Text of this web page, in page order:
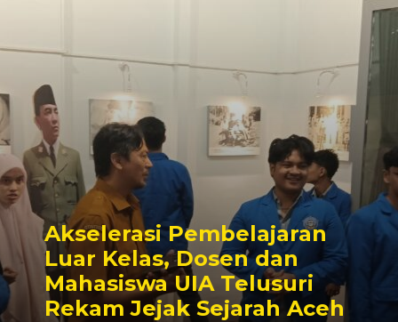
Akselerasi Pembelajaran
Luar Kelas, Dosen dan
Mahasiswa UIA Telusuri
Rekam Jejak Sejarah Aceh